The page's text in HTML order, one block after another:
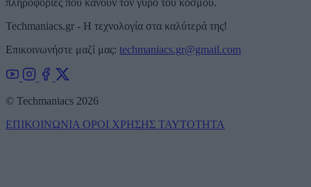
πληροφορίες που κάνουν τον γύρο του κόσμου.
Techmaniacs.gr - Η τεχνολογία στα καλύτερά της!
Επικοινωνήστε μαζί μας: techmaniacs.gr@gmail.com
© Techmaniacs 2026
ΕΠΙΚΟΙΝΩΝΙΑ ΟΡΟΙ ΧΡΗΣΗΣ ΤΑΥΤΟΤΗΤΑ